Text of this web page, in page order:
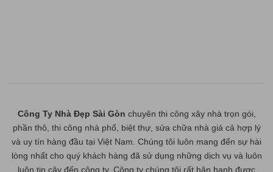
Công Ty Nhà Đẹp Sài Gòn chuyên thi công xây nhà trọn gói,
phần thô, thi công nhà phố, biệt thự, sửa chữa nhà giá cả hợp lý
và uy tín hàng đầu tại Việt Nam. Chúng tôi luôn mang đến sự hài
lòng nhất cho quý khách hàng đã sử dụng những dịch vụ và luôn
luôn tin cậy đến công ty. Công ty chúng tôi rất hân hạnh được